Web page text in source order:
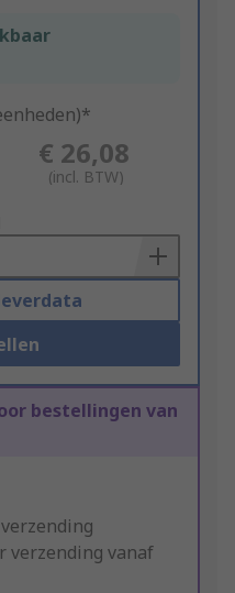
€ 26,08
(incl. BTW)
bestellingen van
verzending vanaf